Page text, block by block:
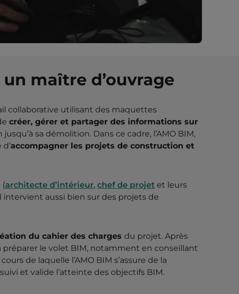
maître d’ouvrage
collaborative utilisant des maquettes
créer, gérer et partager des informations sur
sa démolition. Dans ce cadre, l’AMO BIM,
accompagner les projets de construction et
(architecte d’intérieur, chef de projet et leurs
intervient aussi bien sur des projets de
du cahier des charges du projet. Après
le volet BIM, notamment en conseillant
cours de laquelle l’AMO BIM s’assure de la
et valide l’atteinte des objectifs BIM.